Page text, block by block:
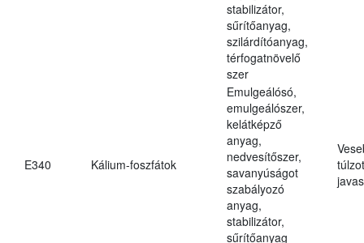
stabilizátor,
sűrítőanyag,
szilárdítóanyag,
térfogatnövelő
szer
E340 Kálium-foszfátok
Emulgeálósó,
emulgeálószer,
kelátképző
anyag,
nedvesítőszer,
savanyúságot
szabályozó
anyag,
stabilizátor,
sűrítőanyag